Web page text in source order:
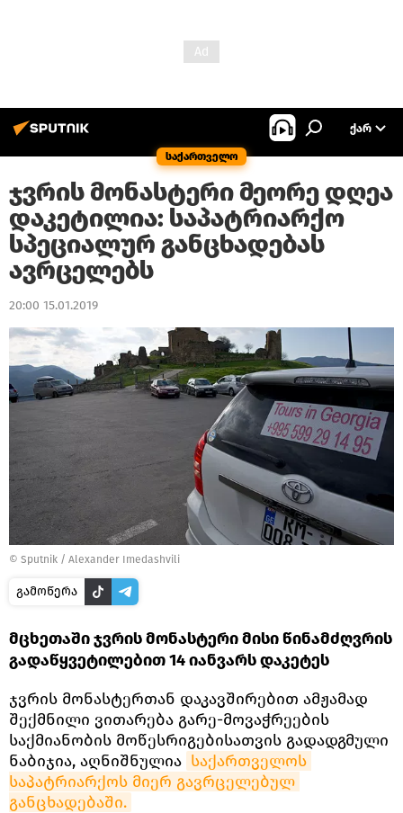
საქართველო
ᲥᲐᲠ
ჯვრის მონასტერი მეორე დღეა
დაკეტილია: საპატრიარქო
სპეციალურ განცხადებას
ავრცელებს
20:00 15.01.2019
© Sputnik / Alexander Imedashvili
გამოწერა
მცხეთაში ჯვრის მონასტერი მისი წინამძღვრის
გადაწყვეტილებით 14 იანვარს დაკეტეს
ჯვრის მონასტერთან დაკავშირებით ამჟამად
შექმნილი ვითარება გარე-მოვაჭრეების
საქმიანობის მოწესრიგებისათვის გადადგმული
ნაბიჯია, აღნიშნულია საქართველოს
საპატრიარქოს მიერ გავრცელებულ
განცხადებაში.